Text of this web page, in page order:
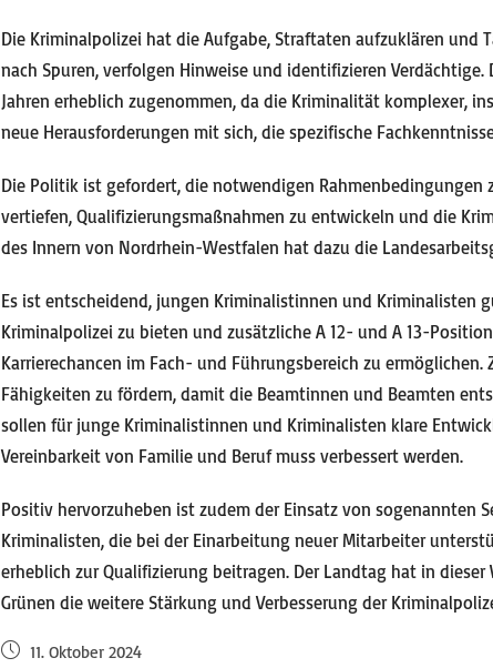
Die Kriminalpolizei hat die Aufgabe, Straftaten aufzuklären und
nach Spuren, verfolgen Hinweise und identifizieren
Jahren erheblich zugenommen, da die Kriminalität komplexer,
neue Herausforderungen mit sich, die spezifische
Die Politik ist gefordert, die notwendigen Rahmenbedingungen
vertiefen, Qualifizierungsmaßnahmen zu entwickeln und die
des Innern von Nordrhein-Westfalen hat dazu die
Es ist entscheidend, jungen Kriminalistinnen und Kriminalisten
Kriminalpolizei zu bieten und zusätzliche A 12- und A 13-
Karrierechancen im Fach- und Führungsbereich zu
Fähigkeiten zu fördern, damit die Beamtinnen und Beamten
sollen für junge Kriminalistinnen und Kriminalisten klare
Vereinbarkeit von Familie und Beruf muss verbessert werden.
Positiv hervorzuheben ist zudem der Einsatz von sogenannten
Kriminalisten, die bei der Einarbeitung neuer Mitarbeiter
erheblich zur Qualifizierung beitragen. Der Landtag hat in
Grünen die weitere Stärkung und Verbesserung der
11. Oktober 2024